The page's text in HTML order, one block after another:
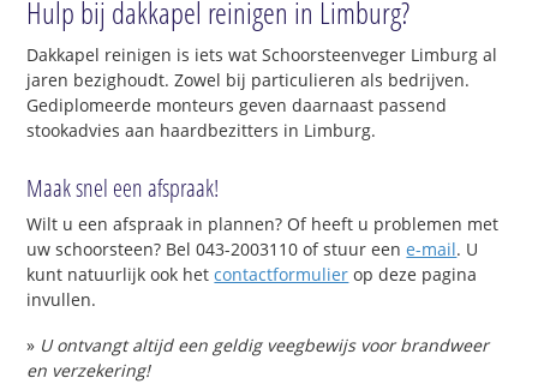
Hulp bij dakkapel reinigen in Limburg?
Dakkapel reinigen is iets wat Schoorsteenveger Limburg al
jaren bezighoudt. Zowel bij particulieren als bedrijven.
Gediplomeerde monteurs geven daarnaast passend
stookadvies aan haardbezitters in Limburg.
Maak snel een afspraak!
Wilt u een afspraak in plannen? Of heeft u problemen met
uw schoorsteen? Bel 043-2003110 of stuur eene-mail. U
kunt natuurlijk ook hetcontactformulier op deze pagina
invullen.
» U ontvangt altijd een geldig veegbewijs voor brandweer
en verzekering!